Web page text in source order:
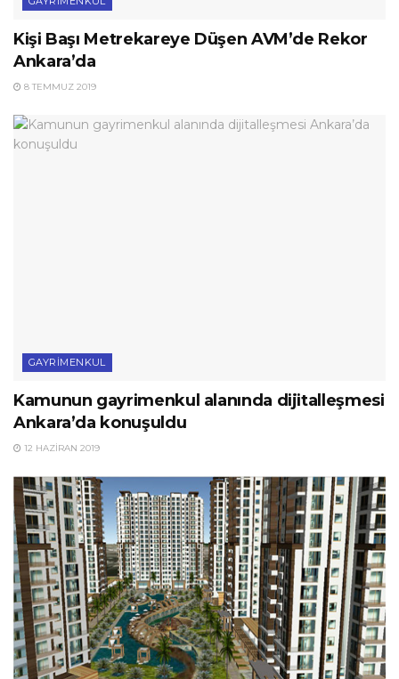
Kişi Başı Metrekareye Düşen AVM’de Rekor
Ankara’da
8 TEMMUZ 2019
GAYRIMENKUL
Kamunun gayrimenkul alanında dijitalleşmesi
Ankara’da konuşuldu
12 HAZIRAN 2019